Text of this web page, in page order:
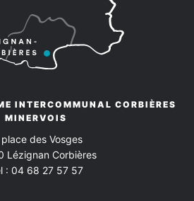
INTERCOMMUNAL CORBIÈRES
MINERVOIS
place des Vosges
Lézignan Corbières
: 04 68 27 57 57